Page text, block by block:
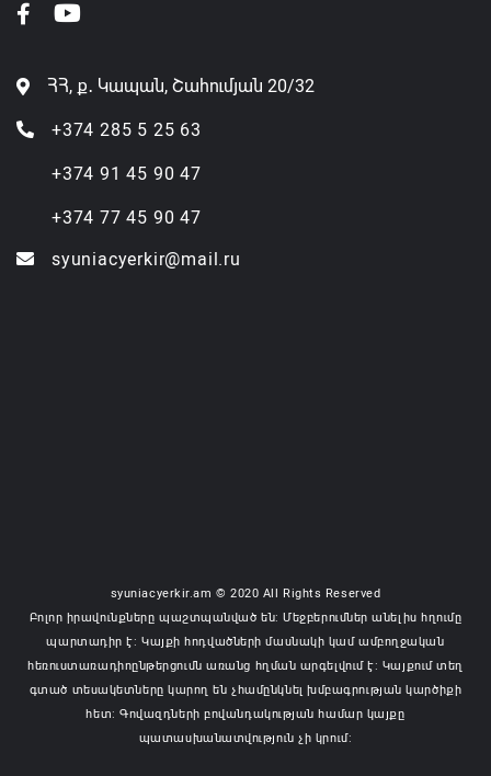
ՀՀ, ք․ Կապան, Շահումյան 20/32
+374 285 5 25 63
+374 91 45 90 47
+374 77 45 90 47
syuniacyerkir@mail.ru
syuniacyerkir.am © 2020 All Rights Reserved
Բոլոր իրավունքները պաշտպանված են: Մեջբերումներ անելիս հղումը
պարտադիր է: Կայքի հոդվածների մասնակի կամ ամբողջական
հեռուստառադիոընթերցումն առանց հղման արգելվում է: Կայքում տեղ
գտած տեսակետները կարող են չհամընկնել խմբագրության կարծիքի
հետ: Գովազդների բովանդակության համար կայքը
պատասխանատվություն չի կրում: